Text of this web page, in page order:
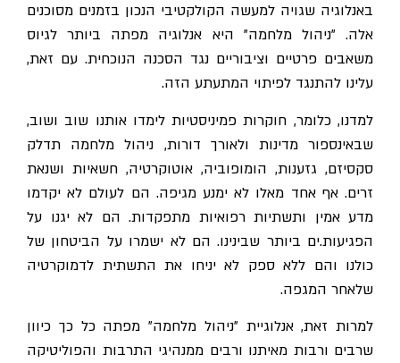
באנלוגיה שגויה למעשה הקולקטיבי הנכון בזמנים מסוכנים
אלה. "ניהול מלחמה" היא אנלוגיה מפתה ביותר לגיוס
משאבים פרטיים וציבוריים נגד הסכנה הנוכחית. עם זאת,
עלינו להתנגד לפיתוי המתעתע הזה.
למדנו, כלומר, חוקרות פמיניסטיות לימדו אותנו שוב ושוב,
שבאינספור מדינות ולאורך דורות, ניהול מלחמה תדלק
סקסיזם, גזענות, הומופוביה, אוטוקרטיה, חשאיות ושנאת
זרים. אף אחד מאלו לא ימנע מגיפה. הם לעולם לא יקדמו
מדע אמין ותשתיות רפואיות מתפקדות. הם לא יגנו על
הפגיעות.ים ביותר שבינינו. הם לא ישמרו על הביטחון של
כולנו והם ללא ספק לא יניחו את התשתית לדמוקרטיה
שלאחר המגפה.
למרות זאת, אנלוגיית ״ניהול מלחמה״ מפתה כל כך כיוון
שרבים ורבות מאיתנו ורבים ממנהיגי התרבות והפוליטיקה